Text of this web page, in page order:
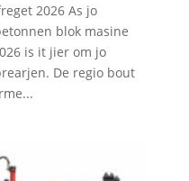
2026 As jo
blok masine
is it jier om jo
De regio bout